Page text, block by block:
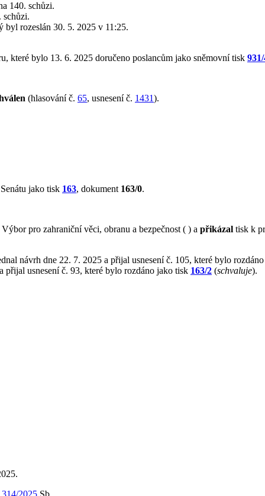
140. schůzi.
schůzi.
byl rozeslán 30. 5. 2025 v 11:25.
které bylo 13. 6. 2025 doručeno poslancům jako sněmovní tisk
(hlasování č. 65, usnesení č. 1431).
jako tisk 163, dokument 163/0.
pro zahraniční věci, obranu a bezpečnost ( ) a přikázal tisk k
návrh dne 22. 7. 2025 a přijal usnesení č. 105, které bylo
přijal usnesení č. 93, které bylo rozdáno jako tisk 163/2 (schvaluje).